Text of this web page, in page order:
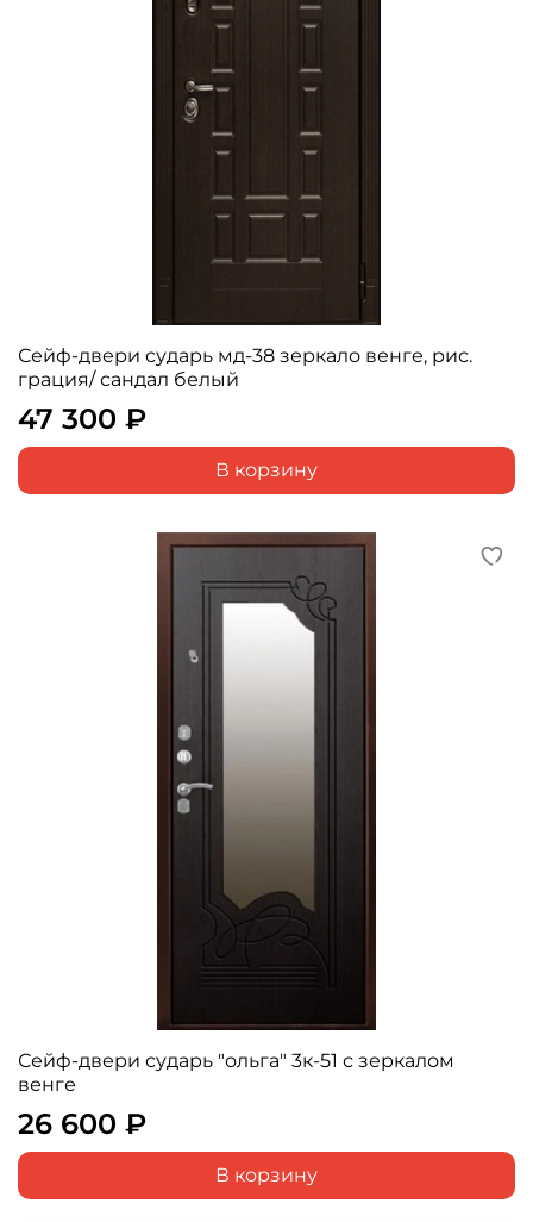
Сейф-двери сударь мд-38 зеркало венге, рис.
грация/ сандал белый
47 300 ₽
В корзину
Сейф-двери сударь "ольга" 3к-51 с зеркалом
венге
26 600 ₽
В корзину